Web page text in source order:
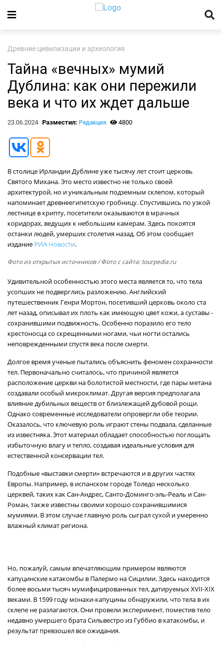
Древние цивилизации и археология
Тайна «вечных» мумий
Дублина: как они пережили
века и что их ждет дальше
23.06.2024 Разместил: Редакция 4800
В столице Ирландии Дублине уже тысячу лет стоит церковь
Святого Михана. Это место известно не только своей
архитектурой, но и уникальным подземным склепом, который
напоминает древнеегипетскую гробницу. Спустившись по узкой
лестнице в крипту, посетители оказываются в мрачных
коридорах, ведущих к небольшим камерам. Здесь покоятся
останки людей, умерших столетия назад. Об этом сообщает
издание РИА Новости.
Фото из открытых источников/ Фото с сайта: tourpedia.ru
Удивительной особенностью этого места является то, что тела
усопших не подверглись разложению. Английский
путешественник Генри Мортон, посетивший церковь около ста
лет назад, описывал их плоть как имеющую цвет кожи, а суставы -
сохранившими подвижность. Особенно поразило его тело
крестоносца со скрещенными ногами, чьи ногти остались
неповрежденными спустя века после смерти.
Долгое время ученые пытались объяснить феномен сохранности
тел. Первоначально считалось, что причиной является
расположение церкви на болотистой местности, где пары метана
создавали особый микроклимат. Другая версия предполагала
влияние дубильных веществ от близлежащей дубовой рощи.
Однако современные исследователи опровергли обе теории.
Оказалось, что ключевую роль играют стены подвала, сделанные
из известняка. Этот материал обладает способностью поглощать
избыточную влагу и тепло, создавая идеальные условия для
естественной консервации тел.
Подобные «выставки смерти» встречаются и в других частях
Европы. Например, в испанском городе Толедо несколько
церквей, таких как Сан-Андрес, Санто-Доминго-эль-Реаль и Сан-
Роман, также известны своими хорошо сохранившимися
мумиями. В этом случае главную роль сыграл сухой и умеренно
влажный климат региона.
Но, пожалуй, самым впечатляющим примером являются
капуцинские катакомбы в Палермо на Сицилии. Здесь находится
более восьми тысяч мумифицированных тел, датируемых XVII-XIX
веками. В 1599 году монахи-капуцины обнаружили, что тела в их
склепе не разлагаются. Они провели эксперимент, поместив тело
недавно умершего брата Сильвестро из Губбио в катакомбы, и
результат превзошел все ожидания.